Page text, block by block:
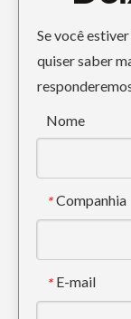
Se você
quiser saber
Nome
* Companhia
* E-mail